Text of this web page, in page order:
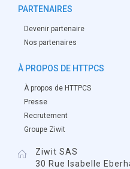
PARTENAIRES
Devenir partenaire
Nos partenaires
À PROPOS DE HTTPCS
À propos de HTTPCS
Presse
Recrutement
Groupe Ziwit
Ziwit SAS
30 Rue Isabelle